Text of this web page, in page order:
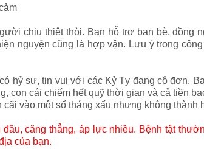
chịu thiệt thòi. Bạn hỗ trợ bạn bè,
nguyện cũng là hợp vận. Lưu ý trong
hỷ sự, tin vui với các Kỷ Tỵ đang cô đơn.
con cái chiếm hết quỹ thời gian và cả tiền
vào một số tháng xấu nhưng không thành
căng thẳng, áp lực nhiều. Bệnh tật
của bạn.